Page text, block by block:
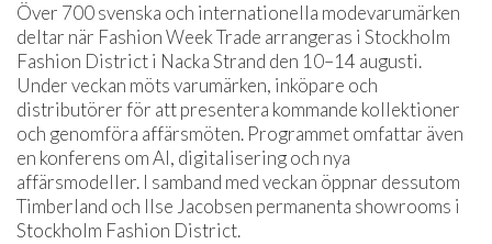
Över 700 svenska och internationella modevarumärken
deltar när Fashion Week Trade arrangeras i Stockholm
Fashion District i Nacka Strand den 10–14 augusti.
Under veckan möts varumärken, inköpare och
distributörer för att presentera kommande kollektioner
och genomföra affärsmöten. Programmet omfattar även
en konferens om AI, digitalisering och nya
affärsmodeller. I samband med veckan öppnar dessutom
Timberland och Ilse Jacobsen permanenta showrooms i
Stockholm Fashion District.